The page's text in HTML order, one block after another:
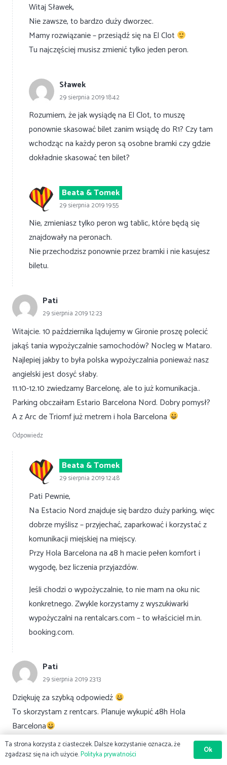
Witaj Sławek,
Nie zawsze, to bardzo duży dworzec.
Mamy rozwiązanie – przesiądź się na El Clot
Tu najczęściej musisz zmienić tylko jeden peron.
Sławek
29 sierpnia 2019 18:42
Rozumiem, że jak wysiądę na El Clot, to muszę
ponownie skasować bilet zanim wsiądę do R1? Czy tam
wchodząc na każdy peron są osobne bramki czy gdzie
dokładnie skasować ten bilet?
Beata & Tomek
29 sierpnia 2019 19:55
Nie, zmieniasz tylko peron wg tablic, które będą się
znajdowały na peronach.
Nie przechodzisz ponownie przez bramki i nie kasujesz
biletu.
Pati
29 sierpnia 2019 12:23
Witajcie. 10 października lądujemy w Gironie proszę polecić
jakąś tania wypożyczalnie samochodów? Nocleg w Mataro.
Najlepiej jakby to była polska wypożyczalnia ponieważ nasz
angielski jest dosyć słaby.
11.10-12.10 zwiedzamy Barcelonę, ale to już komunikacja..
Parking obczaiłam Estario Barcelona Nord. Dobry pomysł?
A z Arc de Triomf już metrem i hola Barcelona
Odpowiedz
Beata & Tomek
29 sierpnia 2019 12:48
Pati Pewnie,
Na Estacio Nord znajduje się bardzo duży parking, więc
dobrze myślisz – przyjechać, zaparkować i korzystać z
komunikacji miejskiej na miejscy.
Przy Hola Barcelona na 48 h macie pełen komfort i
wygodę, bez liczenia przyjazdów.
Jeśli chodzi o wypożyczalnie, to nie mam na oku nic
konkretnego. Zwykle korzystamy z wyszukiwarki
wypożyczalni na rentalcars.com – to właściciel m.in.
booking.com.
Pati
29 sierpnia 2019 23:13
Dziękuję za szybką odpowiedź
To skorzystam z rentcars. Planuje wykupić 48h Hola
Barcelona
A polecicie jakieś dobre i tanie restauracje?
13.10 są wybory będzie można głosować w naszej
Ta strona korzysta z ciasteczek. Dalsze korzystanie oznacza, że
zgadzasz się na ich użycie.Polityka prywatności Ok